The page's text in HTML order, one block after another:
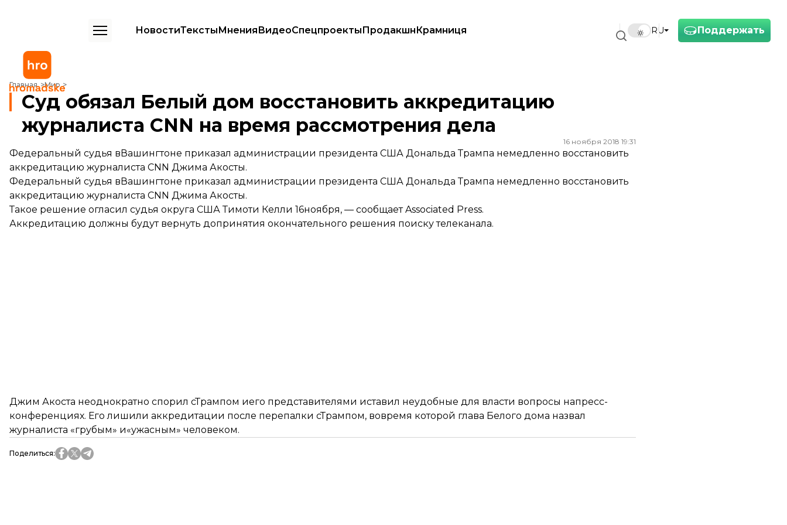
Поддержать
RU
НовостиТекстыМненияВидеоСпецпроектыПродакшнКрамниця
Главная Мир
Суд обязал Белый дом восстановить аккредитацию журналиста CNN на время рассмотрения дела
Суд обязал Белый дом восстановить аккредитацию
журналиста CNN на время рассмотрения дела
16 ноября 2018 19:31
Федеральный судья вВашингтоне приказал администрации президента США Дональда Трампа немедленно восстановить
аккредитацию журналиста CNN Джима Акосты.
Федеральный судья вВашингтоне приказал администрации президента США Дональда Трампа немедленно восстановить
аккредитацию журналиста CNN Джима Акосты.
Такое решение огласил судья округа США Тимоти Келли 16ноября, — сообщаетAssociated Press.
Аккредитацию должны будут вернуть допринятия окончательного решения поиску телеканала.
Джим Акоста неоднократно спорил сТрампом иего представителями иставил неудобные для власти вопросы напресс-
конференциях. Его лишили аккредитации после перепалки сТрампом, вовремя которой глава Белого дома назвал
журналиста «грубым» и«ужасным» человеком.
Поделиться: